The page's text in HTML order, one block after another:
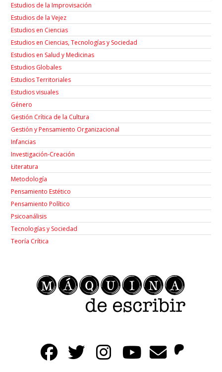
Estudios de la Improvisación
Estudios de la Vejez
Estudios en Ciencias
Estudios en Ciencias, Tecnologías y Sociedad
Estudios en Salud y Medicinas
Estudios Globales
Estudios Territoriales
Estudios visuales
Género
Gestión Crítica de la Cultura
Gestión y Pensamiento Organizacional
Infancias
Investigación-Creación
Łiteratura
Metodología
Pensamiento Estético
Pensamiento Político
Psicoanálisis
Tecnologías y Sociedad
Teoría Crítica